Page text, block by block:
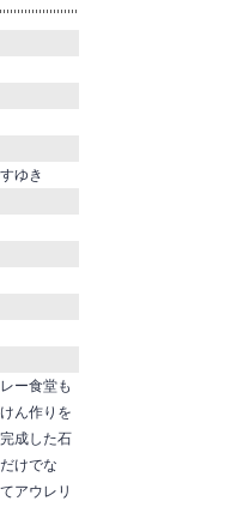
ゆき
ー食堂も
ん作りを
成した石
けでな
アウレリ